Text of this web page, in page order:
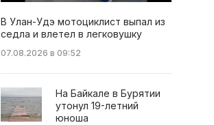
В Улан-Удэ мотоциклист выпал из
седла и влетел в легковушку
07.08.2026 в 09:52
На Байкале в Бурятии
утонул 19-летний
юноша